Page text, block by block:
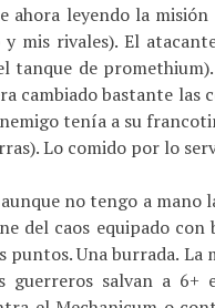
ahora leyendo la
y mis rivales). El
tanque de
cambiado bastante
tenía a su
Lo comido por lo
no tengo a mano
del caos equipado
Una burrada. La
guerreros salvan a 6+